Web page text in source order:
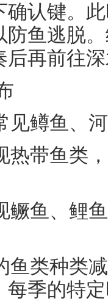
确认键。
防鱼逃脱
后再前往
见鳟鱼、
热带鱼类
鳜鱼、鲤
鱼类种类
每季的特